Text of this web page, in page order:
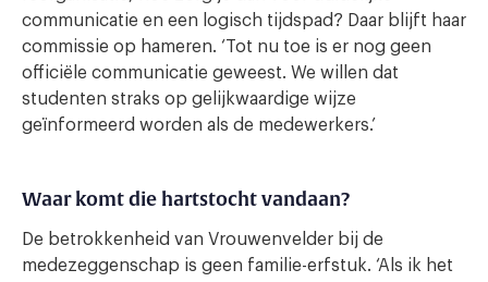
communicatie en een logisch tijdspad? Daar blijft haar
commissie op hameren. ‘Tot nu toe is er nog geen
officiële communicatie geweest. We willen dat
studenten straks op gelijkwaardige wijze
geïnformeerd worden als de medewerkers.’
Waar komt die hartstocht vandaan?
De betrokkenheid van Vrouwenvelder bij de
medezeggenschap is geen familie-erfstuk. ‘Als ik het